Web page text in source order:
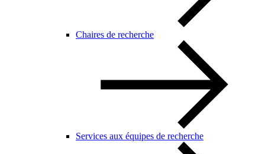
Chaires de recherche
Services aux équipes de recherche